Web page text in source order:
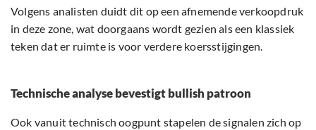
Volgens analisten duidt dit op een afnemende verkoopdruk
in deze zone, wat doorgaans wordt gezien als een klassiek
teken dat er ruimte is voor verdere koersstijgingen.
Technische analyse bevestigt bullish patroon
Ook vanuit technisch oogpunt stapelen de signalen zich op